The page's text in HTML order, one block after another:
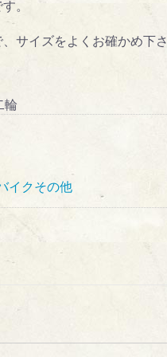
。
サイズをよくお確かめ下さ
輪
イクその他